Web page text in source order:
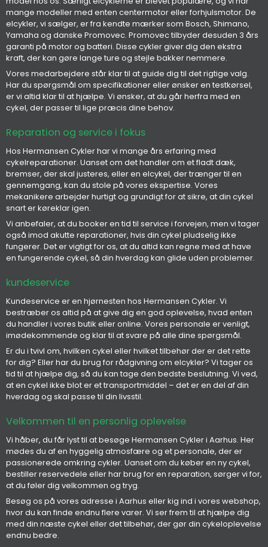
mange modeller med enten centermotor eller forhjulsmotor. De
elcykler, vi sælger, er fra kendte mærker som Bosch, Shimano,
Yamaha og danske Promovec. Promovec tilbyder desuden 3 års
garanti på motor og batteri. Disse cykler giver dig den ekstra
kraft, der kan gøre lange ture og stejle bakker nemmere.
Vores medarbejdere står klar til at guide dig til det rigtige valg.
Har du spørgsmål om specifikationer eller ønsker en testkørsel,
er vi altid klar til at hjælpe. Vi ønsker, at du går herfra med en
cykel, der passer til lige præcis dine behov.
Reparation og service i fokus
Hos Hermansen Cykler har vi mange års erfaring med
cykelreparationer. Uanset om det handler om et fladt dæk,
bremser, der skal justeres, eller en elcykel, der trænger til en
gennemgang, kan du stole på vores ekspertise. Vores
mekanikere arbejder hurtigt og grundigt for at sikre, at din cykel
snart er køreklar igen.
Vi anbefaler, at du booker en tid til service i forvejen, men vi tager
også imod akutte reparationer, hvis din cykel pludselig ikke
fungerer. Det er vigtigt for os, at du altid kan regne med at have
en fungerende cykel, så din hverdag kan glide uden problemer.
kundeservice
Kundeservice er en hjørnesten hos Hermansen Cykler. Vi
bestræber os altid på at give dig en god oplevelse, hvad enten
du handler i vores butik eller online. Vores personale er venligt,
imødekommende og klar til at svare på alle dine spørgsmål.
Er du i tvivl om, hvilken cykel eller hvilket tilbehør der er det rette
for dig? Eller har du brug for rådgivning om elcykler? Vi tager os
tid til at hjælpe dig, så du kan tage den bedste beslutning. Vi ved,
at en cykel ikke blot er et transportmiddel – det er en del af din
hverdag og skal passe til din livsstil.
Velkommen til en personlig oplevelse
Vi håber, du får lyst til at besøge Hermansen Cykler i Aarhus. Her
mødes du af en hyggelig atmosfære og et personale, der er
passionerede omkring cykler. Uanset om du køber en ny cykel,
bestiller reservedele eller har brug for en reparation, sørger vi for,
at du føler dig velkommen og tryg.
Besøg os på vores adresse i Aarhus eller kig ind i vores webshop,
hvor du kan finde endnu flere varer. Vi ser frem til at hjælpe dig
med din næste cykel eller det tilbehør, der gør din cykeloplevelse
endnu bedre.